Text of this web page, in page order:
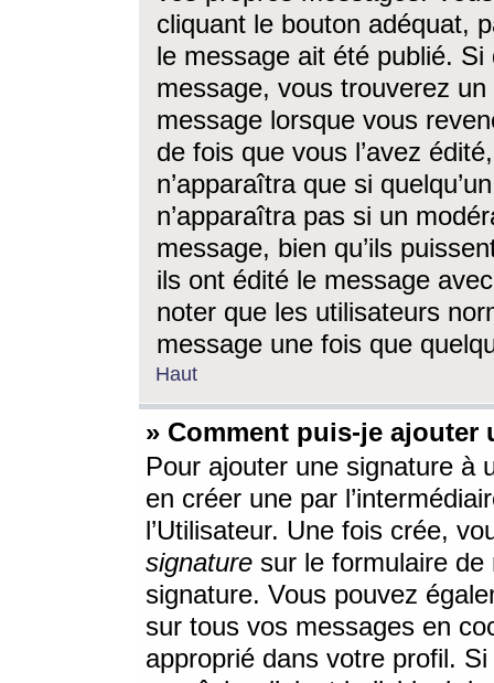
cliquant le bouton adéquat,
le message ait été publié. Si
message, vous trouverez
message lorsque vous
de fois que vous l’avez
n’apparaîtra que si
n’apparaîtra pas si un
message, bien qu’ils
ils ont édité le message
noter que les utilisateurs
message une fois que
Haut
» Comment puis-je ajouter
Pour ajouter une signature à
en créer une par
l’Utilisateur. Une fois crée,
signature sur le formulaire de
signature. Vous pouvez
sur tous vos messages en
approprié dans votre profil.